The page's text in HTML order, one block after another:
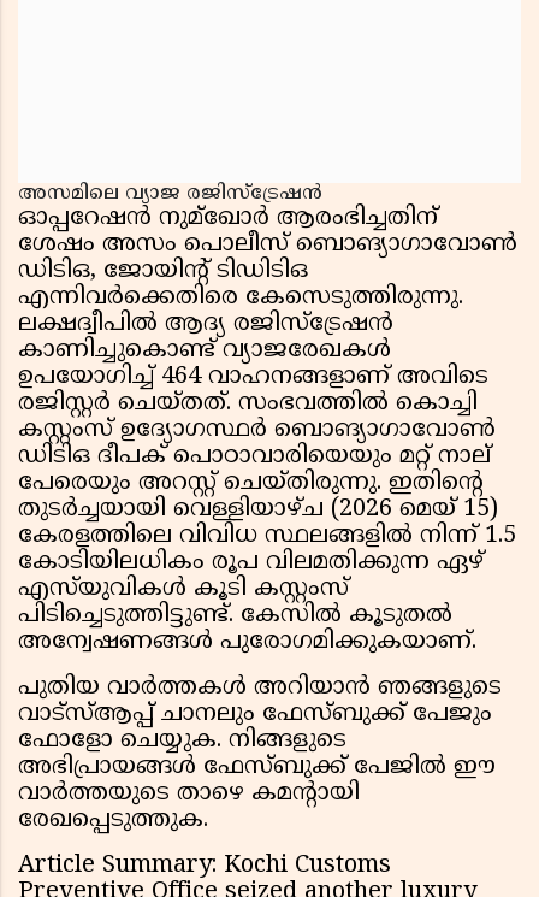
അസമിലെ വ്യാജ രജിസ്ട്രേഷൻ
ഓപ്പറേഷൻ നുമ്ഖോർ ആരംഭിച്ചതിന്
ശേഷം അസം പൊലീസ് ബൊങ്യാഗാവോൺ
ഡിടിഒ, ജോയിൻ്റ് ടിഡിടിഒ
എന്നിവർക്കെതിരെ കേസെടുത്തിരുന്നു.
ലക്ഷദ്വീപിൽ ആദ്യ രജിസ്ട്രേഷൻ
കാണിച്ചുകൊണ്ട് വ്യാജരേഖകൾ
ഉപയോഗിച്ച് 464 വാഹനങ്ങളാണ് അവിടെ
രജിസ്റ്റർ ചെയ്തത്. സംഭവത്തിൽ കൊച്ചി
കസ്റ്റംസ് ഉദ്യോഗസ്ഥർ ബൊങ്യാഗാവോൺ
ഡിടിഒ ദീപക് പൊഠാവാരിയെയും മറ്റ് നാല്
പേരെയും അറസ്റ്റ് ചെയ്തിരുന്നു. ഇതിൻ്റെ
തുടർച്ചയായി വെള്ളിയാഴ്ച (2026 മെയ് 15)
കേരളത്തിലെ വിവിധ സ്ഥലങ്ങളിൽ നിന്ന് 1.5
കോടിയിലധികം രൂപ വിലമതിക്കുന്ന ഏഴ്
എസ്‌യുവികൾ കൂടി കസ്റ്റംസ്
പിടിച്ചെടുത്തിട്ടുണ്ട്. കേസിൽ കൂടുതൽ
അന്വേഷണങ്ങൾ പുരോഗമിക്കുകയാണ്.
പുതിയ വാർത്തകൾ അറിയാൻ ഞങ്ങളുടെ
വാട്സ്ആപ്പ് ചാനലും ഫേസ്ബുക്ക് പേജും
ഫോളോ ചെയ്യുക. നിങ്ങളുടെ
അഭിപ്രായങ്ങൾ ഫേസ്ബുക്ക് പേജില്‍ ഈ
വാര്‍ത്തയുടെ താഴെ കമന്റായി
രേഖപ്പെടുത്തുക.
Article Summary: Kochi Customs